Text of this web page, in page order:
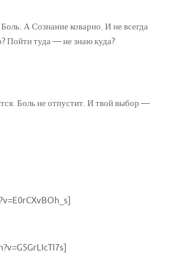
А Сознание коварно. И не всегда
Пойти туда — не знаю куда?
Боль не отпустит. И твой выбор —